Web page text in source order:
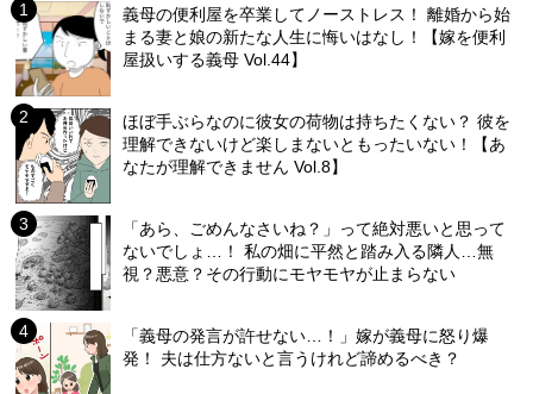
義母の便利屋を卒業してノーストレス！ 離婚から始
まる妻と娘の新たな人生に悔いはなし！【嫁を便利
屋扱いする義母 Vol.44】
ほぼ手ぶらなのに彼女の荷物は持ちたくない？ 彼を
理解できないけど楽しまないともったいない！【あ
なたが理解できません Vol.8】
「あら、ごめんなさいね？」って絶対悪いと思って
ないでしょ…！ 私の畑に平然と踏み入る隣人…無
視？悪意？その行動にモヤモヤが止まらない
「義母の発言が許せない…！」嫁が義母に怒り爆
発！ 夫は仕方ないと言うけれど諦めるべき？